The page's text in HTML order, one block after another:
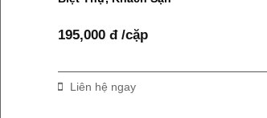
195,000 đ /cặp
Liên hệ ngay